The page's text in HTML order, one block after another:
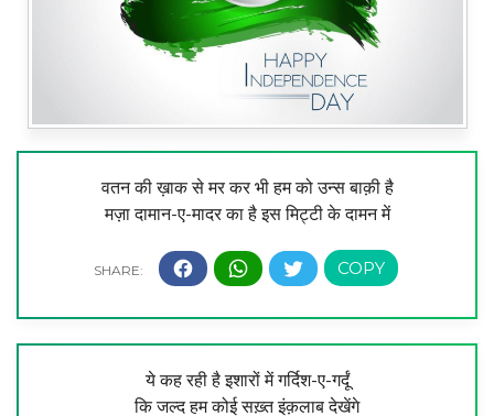
वतन की ख़ाक से मर कर भी हम को उन्स बाक़ी है
मज़ा दामान-ए-मादर का है इस मिट्टी के दामन में
ये कह रही है इशारों में गर्दिश-ए-गर्दूं
कि जल्द हम कोई सख़्त इंक़लाब देखेंगे